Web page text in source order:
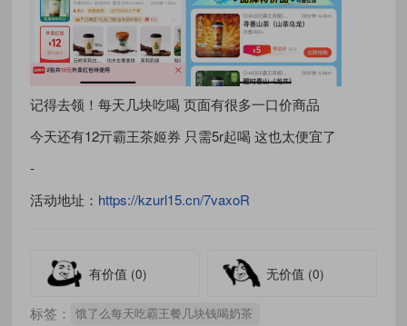
记得去领！每天几块吃喝 页面有很多一口价商品
今天还有12亓霸王茶姬券 只需5r起喝 这也太便宜了
-
活动地址： https://kzurl15.cn/7vaxoR
有价值 (0) 无价值 (0)
标签： 饿了么每天吃霸王餐几块钱喝奶茶